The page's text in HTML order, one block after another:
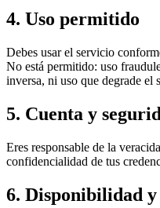
4. Uso permitido
Debes usar el servicio
No está permitido: uso
inversa, ni uso que degrade el
5. Cuenta y
Eres responsable de la
confidencialidad de tus
6. Disponibilidad